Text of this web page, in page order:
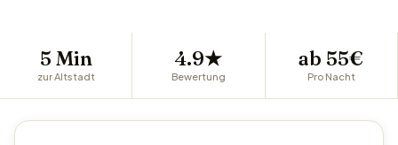
5 Min
zur Altstadt
4.9★
Bewertung
ab 55€
Pro Nacht